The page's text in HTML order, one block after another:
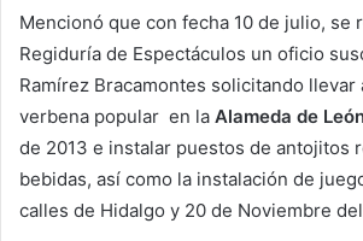
Mencionó que con fecha 10 de julio, se
Regiduría de Espectáculos un oficio
Ramírez Bracamontes solicitando llevar
verbena popular en la Alameda de
de 2013 e instalar puestos de antojitos
bebidas, así como la instalación de
calles de Hidalgo y 20 de Noviembre